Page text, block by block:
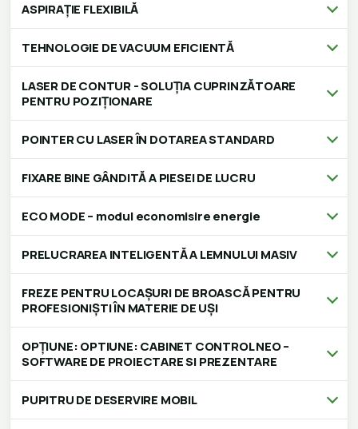
ASPIRAȚIE FLEXIBILĂ
TEHNOLOGIE DE VACUUM EFICIENTĂ
LASER DE CONTUR - SOLUȚIA CUPRINZĂTOARE
PENTRU POZIȚIONARE
POINTER CU LASER ÎN DOTAREA STANDARD
FIXARE BINE GÂNDITĂ A PIESEI DE LUCRU
ECO MODE – modul economisire energie
PRELUCRAREA INTELIGENTĂ A LEMNULUI MASIV
FREZE PENTRU LOCAȘURI DE BROASCĂ PENTRU
PROFESIONIȘTI ÎN MATERIE DE UȘI
OPȚIUNE: OPTIUNE: CABINET CONTROL NEO –
SOFTWARE DE PROIECTARE SI PREZENTARE
PUPITRU DE DESERVIRE MOBIL